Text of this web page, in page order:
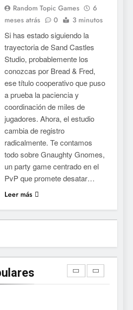
Random Topic Games
6
meses atrás
0 3 minutos
Si has estado siguiendo la
trayectoria de Sand Castles
Studio, probablemente los
conozcas por Bread & Fred,
ese título cooperativo que puso
a prueba la paciencia y
coordinación de miles de
jugadores. Ahora, el estudio
cambia de registro
radicalmente. Te contamos
todo sobre Gnaughty Gnomes,
un party game centrado en el
PvP que promete desatar…
Leer más
lanza demo gratuita y abre
reservas
NOTICIAS DE VIDEOJUEGOS
No Rest for the Wicked
confirma su versión 1.0 para
octubre en PS5 y PC
NOTICIAS DE VIDEOJUEGOS
Stuntman: Hollywood
devuelve el espectáculo de
la conducción acrobática a
PS5, Xbox Series X|S y PC
NOTICIAS DE VIDEOJUEGOS
Ragnarok Origin: Classic ya
está disponible, y es el único
RO F2P-friendly de la saga
NOTICIAS DE VIDEOJUEGOS
Humble Choice de julio
Neon White en el mismo
pack
NOTICIAS DE VIDEOJUEGOS